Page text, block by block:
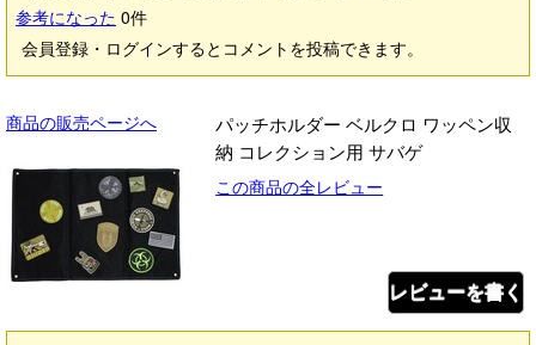
参考になった 0件
会員登録・ログインするとコメントを投稿できます。
商品の販売ページへ
パッチホルダー ベルクロ ワッペン収
納 コレクション用 サバゲ
この商品の全レビュー
レビューを書く